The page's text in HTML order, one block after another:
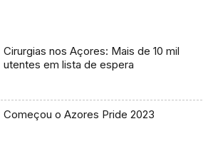
Cirurgias nos Açores: Mais de 10 mil
utentes em lista de espera
Começou o Azores Pride 2023